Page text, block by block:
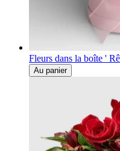
Fleurs dans la boîte '
Au panier